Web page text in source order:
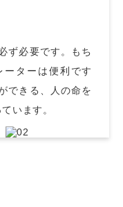
ず必要です。もち
ーターは便利です
できる、人の命を
います。